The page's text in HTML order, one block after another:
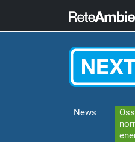
News